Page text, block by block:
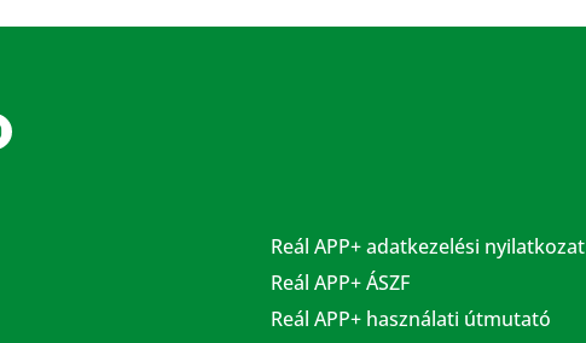
Reál APP+ adatkezelési nyilatkozat
Reál APP+ ÁSZF
Reál APP+ használati útmutató